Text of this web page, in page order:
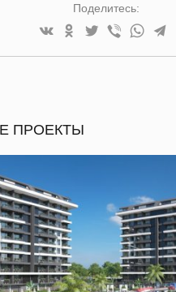
Поделитесь:
ПРОЕКТЫ